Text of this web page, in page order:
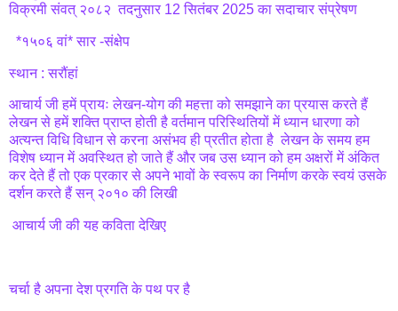
विक्रमी संवत् २०८२ तदनुसार 12 सितंबर 2025 का सदाचार संप्रेषण
*१५०६ वां* सार -संक्षेप
स्थान : सरौंहां
आचार्य जी हमें प्रायः लेखन-योग की महत्ता को समझाने का प्रयास करते हैं
लेखन से हमें शक्ति प्राप्त होती है वर्तमान परिस्थितियों में ध्यान धारणा को
अत्यन्त विधि विधान से करना असंभव ही प्रतीत होता है लेखन के समय हम
विशेष ध्यान में अवस्थित हो जाते हैं और जब उस ध्यान को हम अक्षरों में अंकित
कर देते हैं तो एक प्रकार से अपने भावों के स्वरूप का निर्माण करके स्वयं उसके
दर्शन करते हैं सन् २०१० की लिखी
आचार्य जी की यह कविता देखिए
चर्चा है अपना देश प्रगति के पथ पर है